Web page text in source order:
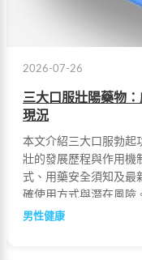
2026-07-26
三大口服壯陽藥物
現況
本文介紹三大口服勃
壯的發展歷程與作用機
式、用藥安全須知及最
確使用方式與潛在風險
男性健康